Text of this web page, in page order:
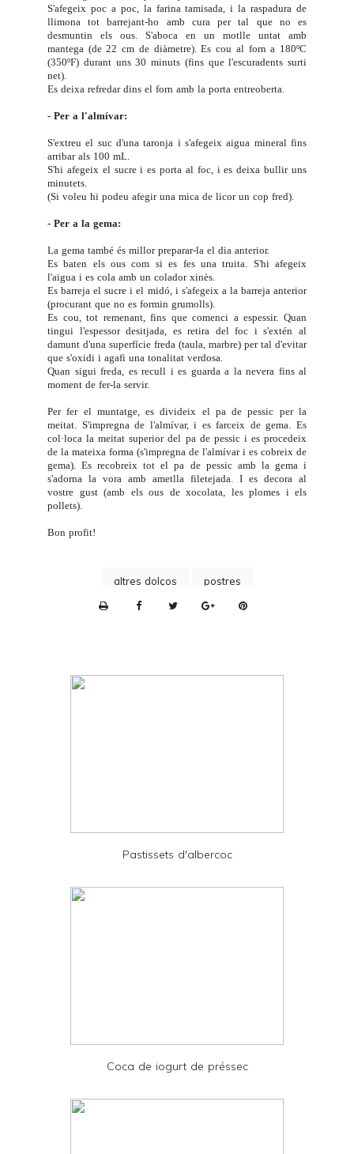
S'afegeix poc a poc, la farina tamisada, i la raspadura de
llimona tot barrejant-ho amb cura per tal que no es
desmuntin els ous. S'aboca en un motlle untat amb
mantega (de 22 cm de diàmetre). Es cou al forn a 180ºC
(350ºF) durant uns 30 minuts (fins que l'escuradents surti
net).
Es deixa refredar dins el forn amb la porta entreoberta.
- Per a l'almívar:
S'extreu el suc d'una taronja i s'afegeix aigua mineral fins
arribar als 100 mL.
S'hi afegeix el sucre i es porta al foc, i es deixa bullir uns
minutets.
(Si voleu hi podeu afegir una mica de licor un cop fred).
- Per a la gema:
La gema també és millor preparar-la el dia anterior.
Es baten els ous com si es fes una truita. S'hi afegeix
l'aigua i es cola amb un colador xinès.
Es barreja el sucre i el midó, i s'afegeix a la barreja anterior
(procurant que no es formin grumolls).
Es cou, tot remenant, fins que comenci a espessir. Quan
tingui l'espessor desitjada, es retira del foc i s'extén al
damunt d'una superfície freda (taula, marbre) per tal d'evitar
que s'oxidi i agafi una tonalitat verdosa.
Quan sigui freda, es recull i es guarda a la nevera fins al
moment de fer-la servir.
Per fer el muntatge, es divideix el pa de pessic per la
meitat. S'impregna de l'almívar, i es farceix de gema. Es
col·loca la meitat superior del pa de pessic i es procedeix
de la mateixa forma (s'impregna de l'almívar i es cobreix de
gema). Es recobreix tot el pa de pessic amb la gema i
s'adorna la vora amb ametlla filetejada. I es decora al
vostre gust (amb els ous de xocolata, les plomes i els
pollets).
Bon profit!
altres dolços
postres
n
d
Pastissets d'albercoc
Coca de iogurt de préssec